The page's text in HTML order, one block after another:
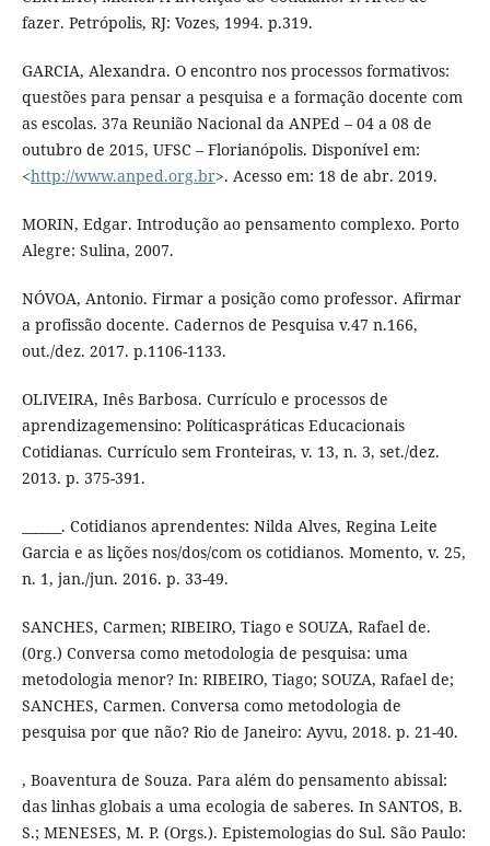
fazer. Petrópolis, RJ: Vozes, 1994. p.319.
GARCIA, Alexandra. O encontro nos processos formativos:
questões para pensar a pesquisa e a formação docente com
as escolas. 37a Reunião Nacional da ANPEd – 04 a 08 de
outubro de 2015, UFSC – Florianópolis. Disponível em:
<http://www.anped.org.br>. Acesso em: 18 de abr. 2019.
MORIN, Edgar. Introdução ao pensamento complexo. Porto
Alegre: Sulina, 2007.
NÓVOA, Antonio. Firmar a posição como professor. Afirmar
a profissão docente. Cadernos de Pesquisa v.47 n.166,
out./dez. 2017. p.1106-1133.
OLIVEIRA, Inês Barbosa. Currículo e processos de
aprendizagemensino: Políticaspráticas Educacionais
Cotidianas. Currículo sem Fronteiras, v. 13, n. 3, set./dez.
2013. p. 375-391.
______. Cotidianos aprendentes: Nilda Alves, Regina Leite
Garcia e as lições nos/dos/com os cotidianos. Momento, v. 25,
n. 1, jan./jun. 2016. p. 33-49.
SANCHES, Carmen; RIBEIRO, Tiago e SOUZA, Rafael de.
(0rg.) Conversa como metodologia de pesquisa: uma
metodologia menor? In: RIBEIRO, Tiago; SOUZA, Rafael de;
SANCHES, Carmen. Conversa como metodologia de
pesquisa por que não? Rio de Janeiro: Ayvu, 2018. p. 21-40.
, Boaventura de Souza. Para além do pensamento abissal:
das linhas globais a uma ecologia de saberes. In SANTOS, B.
S.; MENESES, M. P. (Orgs.). Epistemologias do Sul. São Paulo: